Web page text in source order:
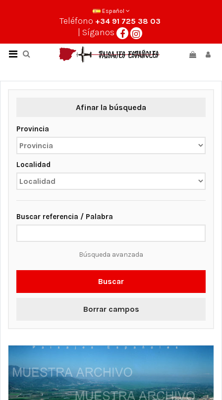
Español
Teléfono +34 91 725 38 03
| Síganos
Afinar la búsqueda
Provincia
Localidad
Buscar referencia / Palabra
Búsqueda avanzada
Buscar
Borrar campos